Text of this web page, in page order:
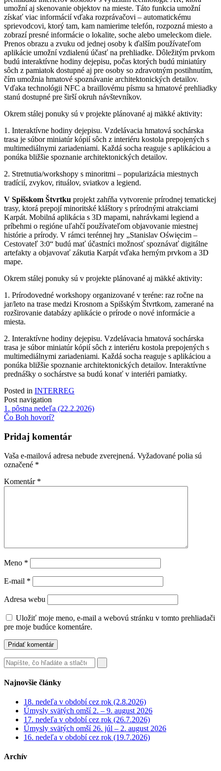
umožní aj skenovanie objektov na mieste. Táto funkcia umožní
získať viac informácií vďaka rozprávačovi – automatickému
sprievodcovi, ktorý tam, kam namierime telefón, rozpozná miesto a
zobrazí presné informácie o lokalite, soche alebo umeleckom diele.
Prenos obrazu a zvuku od jednej osoby k ďalším používateľom
aplikácie umožní vzdialenú účasť na prehliadke. Dôležitým prvkom
budú interaktívne hodiny dejepisu, počas ktorých budú miniatúry
sôch z pamiatok dostupné aj pre osoby so zdravotným postihnutím,
čím umožnia hmatové spoznávanie architektonických detailov.
Vďaka technológii NFC a braillovému písmu sa hmatové prehliadky
stanú dostupné pre širší okruh návštevníkov.
Okrem stálej ponuky sú v projekte plánované aj mäkké aktivity:
1. Interaktívne hodiny dejepisu. Vzdelávacia hmatová sochárska
trasa je súbor miniatúr kópií sôch z interiéru kostola prepojených s
multimediálnymi zariadeniami. Každá socha reaguje s aplikáciou a
ponúka bližšie spoznanie architektonických detailov.
2. Stretnutia/workshopy s minoritmi – popularizácia miestnych
tradícií, zvykov, rituálov, sviatkov a legiend.
V Spišskom Štvrtku projekt zahŕňa vytvorenie prírodnej tematickej
trasy, ktorá prepojí minoritské kláštory s prírodnými atrakciami
Karpát. Mobilná aplikácia s 3D mapami, nahrávkami legiend a
príbehmi o regióne uľahčí používateľom objavovanie miestnej
histórie a prírody. V rámci terénnej hry „Stanislav Oświęcim –
Cestovateľ 3:0“ budú mať účastníci možnosť spoznávať digitálne
artefakty a objavovať zákutia Karpát vďaka herným prvkom a 3D
mape.
Okrem stálej ponuky sú v projekte plánované aj mäkké aktivity:
1. Prírodovedné workshopy organizované v teréne: raz ročne na
jar/leto na trase medzi Krosnom a Spišským Štvrtkom, zamerané na
rozširovanie databázy aplikácie o prírode o nové informácie a
miesta.
2. Interaktívne hodiny dejepisu. Vzdelávacia hmatová sochárska
trasa je súbor miniatúr kópií sôch z interiéru kostola prepojených s
multimediálnymi zariadeniami. Každá socha reaguje s aplikáciou a
ponúka bližšie spoznanie architektonických detailov. Interaktívne
prednášky o sochárstve sa budú konať v interiéri pamiatky.
Posted in INTERREG
Post navigation
1. pôstna nedeľa (22.2.2026)
Čo Boh hovorí?
Pridaj komentár
Vaša e-mailová adresa nebude zverejnená. Vyžadované polia sú
označené *
Komentár *
Meno *
E-mail *
Adresa webu
Uložiť moje meno, e-mail a webovú stránku v tomto prehliadači
pre moje budúce komentáre.
Najnovšie články
18. nedeľa v období cez rok (2.8.2026)
Úmysly svätých omší 2. – 9. august 2026
17. nedeľa v období cez rok (26.7.2026)
Úmysly svätých omší 26. júl – 2. august 2026
16. nedeľa v období cez rok (19.7.2026)
Archív